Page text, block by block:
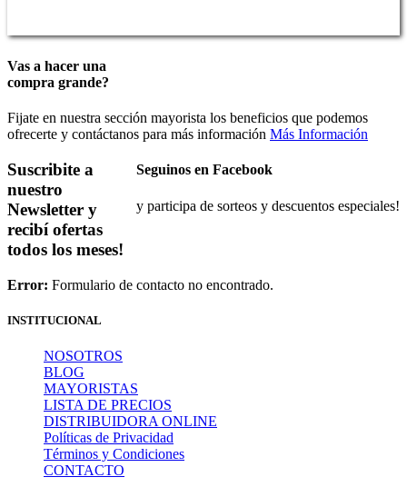
Vas a hacer una
compra grande?
Fijate en nuestra sección mayorista los beneficios que podemos
ofrecerte y contáctanos para más información Más Información
Seguinos en Facebook
y participa de sorteos y descuentos especiales!
Suscribite a
nuestro
Newsletter y
recibí ofertas
todos los meses!
Error: Formulario de contacto no encontrado.
INSTITUCIONAL
NOSOTROS
BLOG
MAYORISTAS
LISTA DE PRECIOS
DISTRIBUIDORA ONLINE
Políticas de Privacidad
Términos y Condiciones
CONTACTO